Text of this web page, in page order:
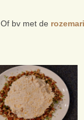
bv met de